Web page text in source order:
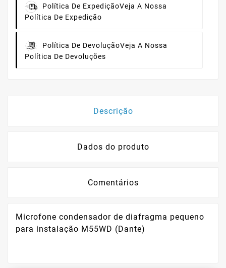
Política De ExpediçãoVeja A Nossa
Política De Expedição
Política De DevoluçãoVeja A Nossa
Política De Devoluções
Descrição
Dados do produto
Comentários
Microfone condensador de diafragma pequeno
para instalação M55WD (Dante)